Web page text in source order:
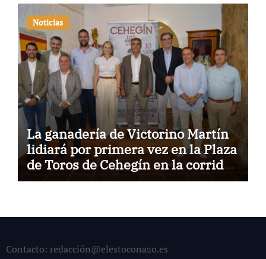
Noticias
La ganadería de Victorino Martín
lidiará por primera vez en la Plaza
de Toros de Cehegín en la corrida
conmemorativa de su 125
Contacto: redacción@elestoconazo.es